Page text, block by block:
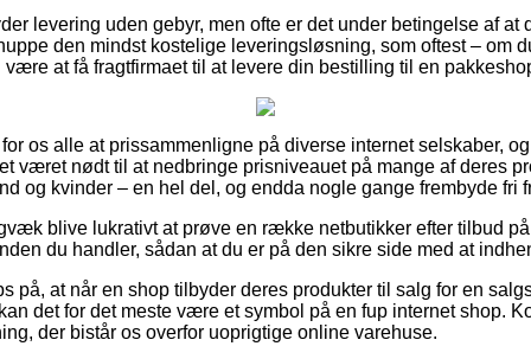
levering uden gebyr, men ofte er det under betingelse af at
den mindst kostelige leveringsløsning, som oftest – om
at få fragtfirmaet til at levere din bestilling til en
os alle at prissammenligne på diverse internet selskaber,
været nødt til at nedbringe prisniveauet på mange af deres
og kvinder – en hel del, og endda nogle gange frembyde fri
blive lukrativt at prøve en række netbutikker efter tilbud
du handler, sådan at du er på den sikre side med at
på, at når en shop tilbyder deres produkter til salg for en
det for det meste være et symbol på en fup internet shop.
der bistår os overfor uoprigtige online varehuse.